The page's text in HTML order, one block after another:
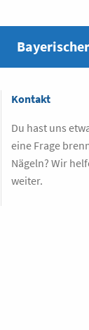
Kontakt
Du hast uns
eine Frage
Nägeln? Wir
weiter.